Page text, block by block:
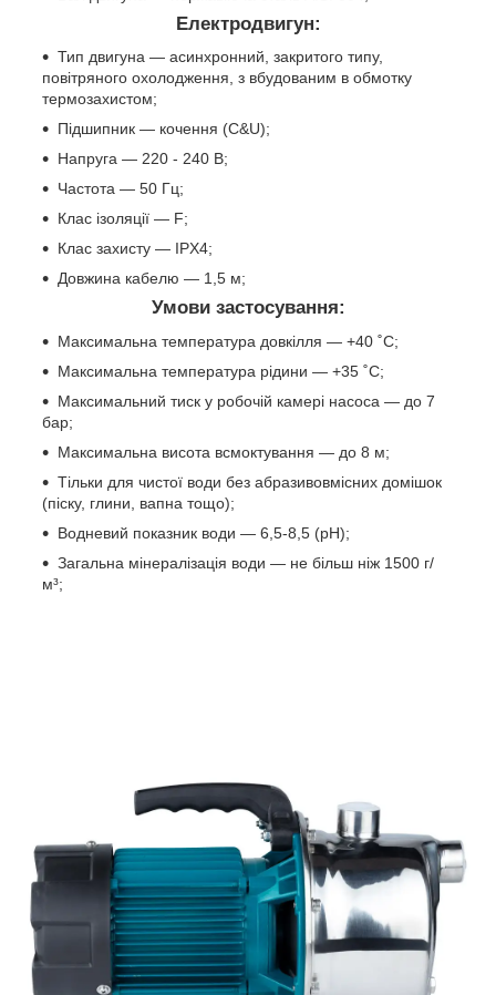
Електродвигун:
Тип двигуна — асинхронний, закритого типу,
повітряного охолодження, з вбудованим в обмотку
термозахистом;
Підшипник — кочення (C&U);
Напруга — 220 - 240 В;
Частота — 50 Гц;
Клас ізоляції — F;
Клас захисту — IPX4;
Довжина кабелю — 1,5 м;
Умови застосування:
Максимальна температура довкілля — +40 ˚С;
Максимальна температура рідини — +35 ˚С;
Максимальний тиск у робочій камері насоса — до 7
бар;
Максимальна висота всмоктування — до 8 м;
Тільки для чистої води без абразивовмісних домішок
(піску, глини, вапна тощо);
Водневий показник води — 6,5-8,5 (рН);
Загальна мінералізація води — не більш ніж 1500 г/
м³;